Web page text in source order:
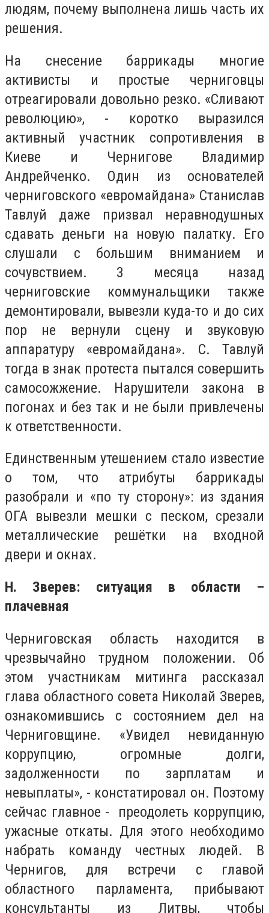
людям, почему выполнена лишь часть их
решения.
На снесение баррикады многие
активисты и простые черниговцы
отреагировали довольно резко. «Сливают
революцию», - коротко выразился
активный участник сопротивления в
Киеве и Чернигове Владимир
Андрейченко. Один из основателей
черниговского «евромайдана» Станислав
Тавлуй даже призвал неравнодушных
сдавать деньги на новую палатку. Его
слушали с большим вниманием и
сочувствием. 3 месяца назад
черниговские коммунальщики также
демонтировали, вывезли куда-то и до сих
пор не вернули сцену и звуковую
аппаратуру «евромайдана». С. Тавлуй
тогда в знак протеста пытался совершить
самосожжение. Нарушители закона в
погонах и без так и не были привлечены
к ответственности.
Единственным утешением стало известие
о том, что атрибуты баррикады
разобрали и «по ту сторону»: из здания
ОГА вывезли мешки с песком, срезали
металлические решётки на входной
двери и окнах.
Н. Зверев: ситуация в области –
плачевная
Черниговская область находится в
чрезвычайно трудном положении. Об
этом участникам митинга рассказал
глава областного совета Николай Зверев,
ознакомившись с состоянием дел на
Черниговщине. «Увидел невиданную
коррупцию, огромные долги,
задолженности по зарплатам и
невыплаты», - констатировал он. Поэтому
сейчас главное - преодолеть коррупцию,
ужасные откаты. Для этого необходимо
набрать команду честных людей. В
Чернигов, для встречи с главой
областного парламента, прибывают
консультанты из Литвы, чтобы